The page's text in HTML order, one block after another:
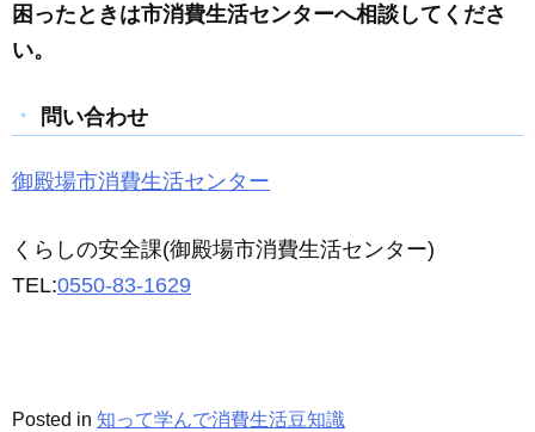
困ったときは市消費生活センターへ相談してくださ
い。
問い合わせ
御殿場市消費生活センター
くらしの安全課(御殿場市消費生活センター)
TEL:0550-83-1629
Posted in 知って学んで消費生活豆知識